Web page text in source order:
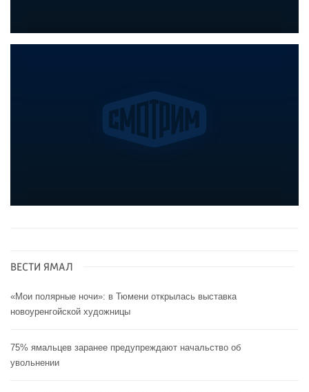
ВЕСТИ ЯМАЛ
«Мои полярные ночи»: в Тюмени открылась выставка
новоуренгойской художницы
75% ямальцев заранее предупреждают начальство об
увольнении